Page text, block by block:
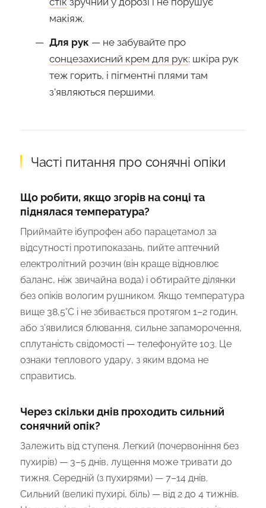
макіяж.
Для рук — не забувайте про
сонцезахисний крем для рук: шкіра рук
теж горить, і пігментні плями там
з'являються першими.
Часті питання про сонячні опіки
Що робити, якщо згорів на сонці та
піднялася температура?
Приймайте ібупрофен або парацетамол за
відсутності протипоказань, пийте аптечний
електролітний розчин (він краще відновлює
баланс, ніж звичайна вода) і обтирайте ділянки
без опіків вологим рушником. Якщо температура
вище 38,5°C і не збивається протягом 1–2 годин,
або з'явилися блювання, сильне запаморочення,
сплутаність свідомості — телефонуйте 103. Це
ознаки теплового удару, з яким вдома не
справитись.
Через скільки днів проходить сильний
сонячний опік?
Залежить від ступеня. Легкий (почервоніння без
пухирів) — 3–5 днів, лущення може тривати до
тижня. Середній (з пухирями) — 7–14 днів.
Сильний (великі пухирі, біль) — від 2 до 4 тижнів.